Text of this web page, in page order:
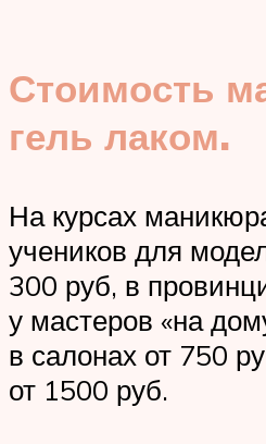
Стоимость
гель лаком.
На курсах
учеников для
300 руб, в
у мастеров «на
в салонах от 750
от 1500 руб.